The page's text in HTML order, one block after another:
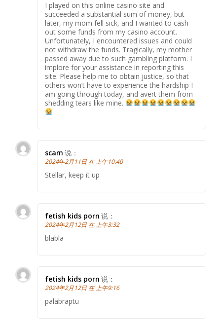
I played on this online casino site and
succeeded a substantial sum of money, but
later, my mom fell sick, and I wanted to cash
out some funds from my casino account.
Unfortunately, I encountered issues and could
not withdraw the funds. Tragically, my mother
passed away due to such gambling platform. I
implore for your assistance in reporting this
site. Please help me to obtain justice, so that
others won’t have to experience the hardship I
am going through today, and avert them from
shedding tears like mine.
scam 说：
2024年2月11日 在 上午10:40
Stellar, keep it up
fetish kids porn 说：
2024年2月12日 在 上午3:32
blabla
fetish kids porn 说：
2024年2月12日 在 上午9:16
palabraptu